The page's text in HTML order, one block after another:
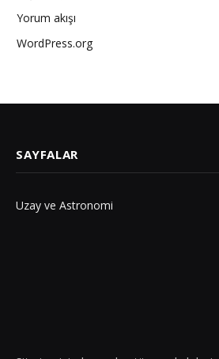
Yorum akışı
WordPress.org
SAYFALAR
Uzay ve Astronomi